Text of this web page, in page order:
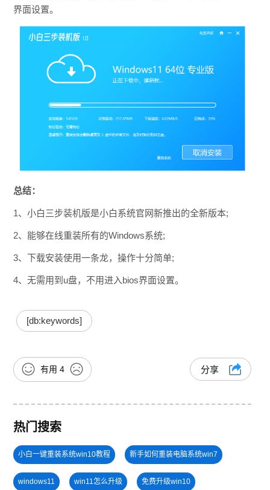
界面设置。
总结：
1、小白三步装机版是小白系统官网新推出的全新版本;
2、能够在线重装所有的Windows系统;
3、下载安装使用一条龙，操作十分简单;
4、无需用到u盘，不用进入bios界面设置。
[db:keywords]
有用 4 分享
热门搜索
小白一键重装系统win10教程 新手如何重装电脑系统win7
windows11 win11怎么升级 免费升级win10